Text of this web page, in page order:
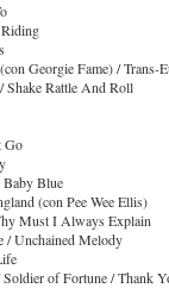
Georgie Fame) / Trans-
Shake Rattle And Roll
Go
Blue
(con Pee Wee Ellis)
Must I Always Explain
/ Unchained Melody
Soldier of Fortune / Thank